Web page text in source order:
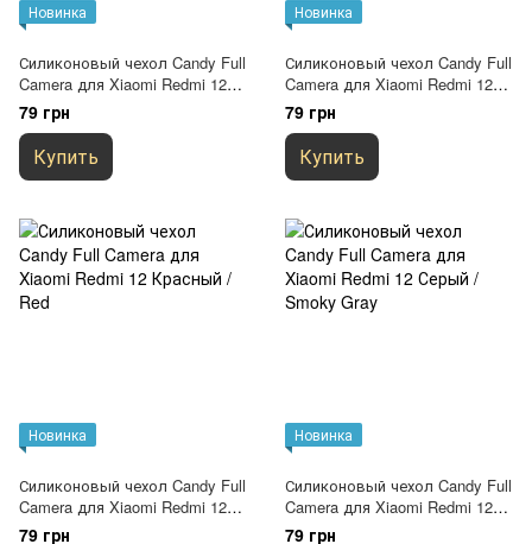
Новинка
Силиконовый чехол Candy Full
Camera для Xiaomi Redmi 12
Зеленый / Menthol
79 грн
Купить
Новинка
Силиконовый чехол Candy Full
Camera для Xiaomi Redmi 12
Красный / Camellia
79 грн
Купить
Новинка
Силиконовый чехол Candy Full
Camera для Xiaomi Redmi 12
Красный / Red
79 грн
Новинка
Силиконовый чехол Candy Full
Camera для Xiaomi Redmi 12
Серый / Smoky Gray
79 грн